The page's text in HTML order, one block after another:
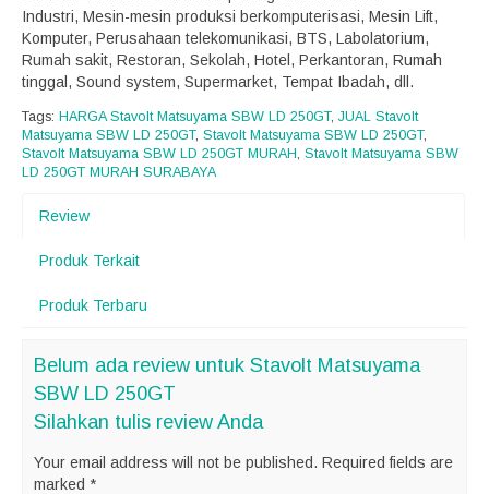
Industri, Mesin-mesin produksi berkomputerisasi, Mesin Lift,
Komputer, Perusahaan telekomunikasi, BTS, Labolatorium,
Rumah sakit, Restoran, Sekolah, Hotel, Perkantoran, Rumah
tinggal, Sound system, Supermarket, Tempat Ibadah, dll.
Tags: HARGA Stavolt Matsuyama SBW LD 250GT, JUAL Stavolt
Matsuyama SBW LD 250GT, Stavolt Matsuyama SBW LD 250GT,
Stavolt Matsuyama SBW LD 250GT MURAH, Stavolt Matsuyama SBW
LD 250GT MURAH SURABAYA
Review
Produk Terkait
Produk Terbaru
Belum ada review untuk Stavolt Matsuyama
SBW LD 250GT
Silahkan tulis review Anda
Your email address will not be published. Required fields are
marked *